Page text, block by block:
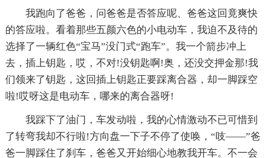
我跑向了爸爸，问爸爸是否答应呢、爸爸这回竟爽快
的答应啦。看着那些五颜六色的小电动车，我迫不及待的
选择了一辆红色“宝马”没门式“跑车”。我一个箭步冲上
去，插上钥匙，哎，不对!没钥匙啊!奥，还没交押金那!我
们领来了钥匙，这回插上钥匙正要踩离合器，却一脚踩空
啦!哎呀这是电动车，哪来的离合器呀!
我踩下了油门，车发动啦，我的心情激动不已可惜到
了转弯我却不行啦!方向盘一下子不停了使唤，“吱——”爸
爸一脚踩住了刹车，爸爸又开始细心地教我开车。不一会